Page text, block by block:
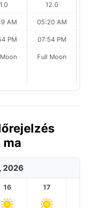
AM
PM
12.0
05:20 AM
07:54 PM
Full Moon
2026
16 17